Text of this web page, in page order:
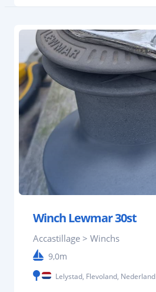
Winch Lewmar 30st
Accastillage > Winchs
9,0m
Lelystad, Flevoland, Nederland